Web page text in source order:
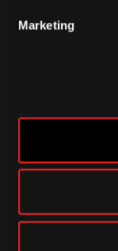
Marketing